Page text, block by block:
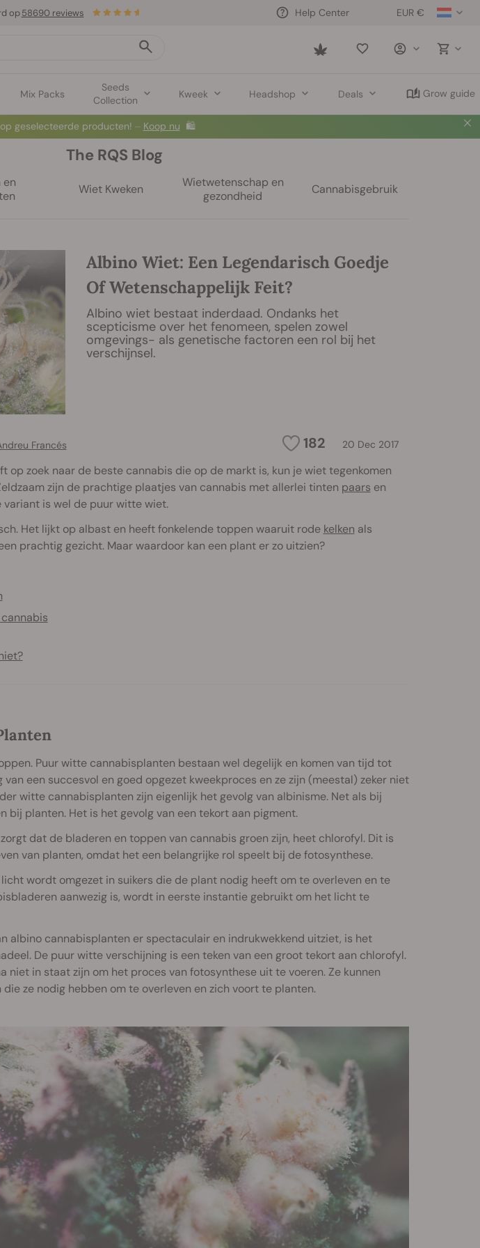
EUR €
Help Center
Saved
Mix Packs
Seeds
Collection
Kweek Headshop Deals Grow guide
op 58690 reviews
geselecteerde producten! ⏤ Koop nu 🛍️
The RQS Blog
en
Wiet Kweken
Wietwetenschap en
gezondheid
Cannabisgebruik
Albino Wiet: Een Legendarisch Goedje
Of Wetenschappelijk Feit?
Albino wiet bestaat inderdaad. Ondanks het
scepticisme over het fenomeen, spelen zowel
omgevings- als genetische factoren een rol bij het
verschijnsel.
182 20 Dec 2017
Francés
op zoek naar de beste cannabis die op de markt is, kun je wiet tegenkomen
zijn de prachtige plaatjes van cannabis met allerlei tinten paars en
variant is wel de puur witte wiet.
Het lijkt op albast en heeft fonkelende toppen waaruit rode kelken als
prachtig gezicht. Maar waardoor kan een plant er zo uitzien?
Puur witte cannabisplanten bestaan wel degelijk en komen van tijd tot
een succesvol en goed opgezet kweekproces en ze zijn (meestal) zeker niet
witte cannabisplanten zijn eigenlijk het gevolg van albinisme. Net als bij
bij planten. Het is het gevolg van een tekort aan pigment.
dat de bladeren en toppen van cannabis groen zijn, heet chlorofyl. Dit is
van planten, omdat het een belangrijke rol speelt bij de fotosynthese.
wordt omgezet in suikers die de plant nodig heeft om te overleven en te
aanwezig is, wordt in eerste instantie gebruikt om het licht te
albino cannabisplanten er spectaculair en indrukwekkend uitziet, is het
De puur witte verschijning is een teken van een groot tekort aan chlorofyl.
niet in staat zijn om het proces van fotosynthese uit te voeren. Ze kunnen
ze nodig hebben om te overleven en zich voort te planten.